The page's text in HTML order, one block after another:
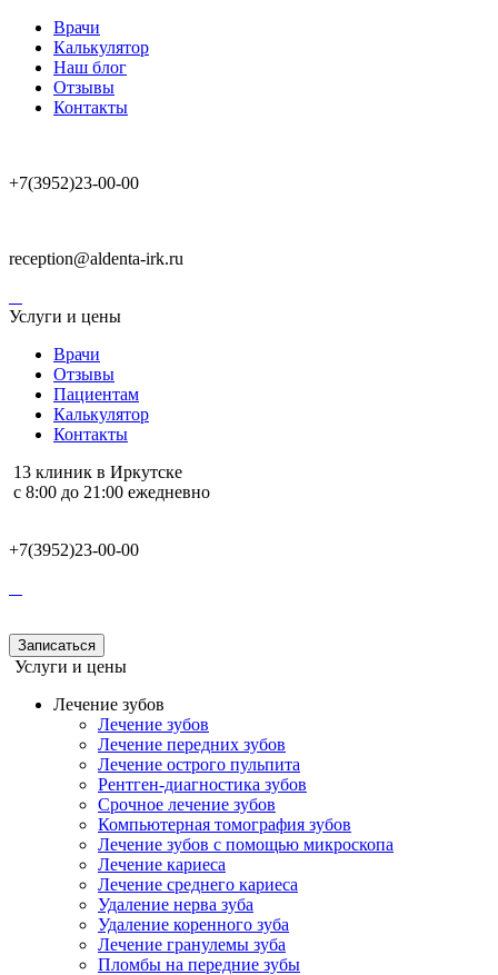
Врачи
Калькулятор
Наш блог
Отзывы
Контакты
+7(3952)23-00-00
reception@aldenta-irk.ru
Услуги и цены
Врачи
Отзывы
Пациентам
Калькулятор
Контакты
13 клиник в Иркутске
с 8:00 до 21:00 ежедневно
+7(3952)23-00-00
Записаться
Услуги и цены
Лечение зубов
Лечение зубов
Лечение передних зубов
Лечение острого пульпита
Рентген-диагностика зубов
Срочное лечение зубов
Компьютерная томография зубов
Лечение зубов с помощью микроскопа
Лечение кариеса
Лечение среднего кариеса
Удаление нерва зуба
Удаление коренного зуба
Лечение гранулемы зуба
Пломбы на передние зубы